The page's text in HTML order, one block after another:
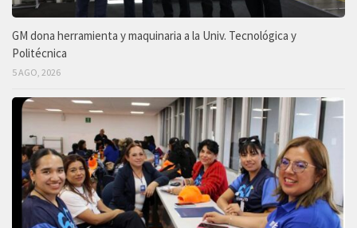
GM dona herramienta y maquinaria a la Univ. Tecnológica y
Politécnica
5 AGO, 2026